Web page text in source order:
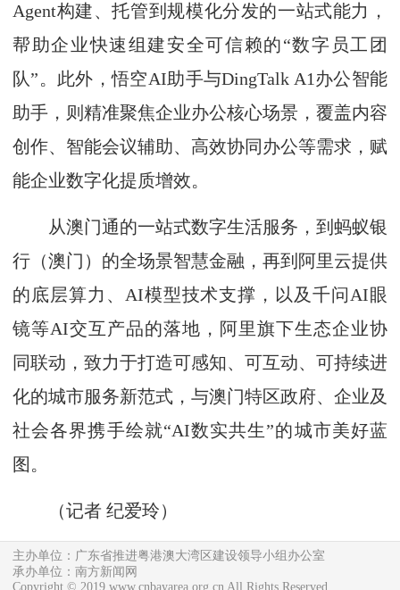
Agent构建、托管到规模化分发的一站式能力，
帮助企业快速组建安全可信赖的“数字员工团
队”。此外，悟空AI助手与DingTalk A1办公智能
助手，则精准聚焦企业办公核心场景，覆盖内容
创作、智能会议辅助、高效协同办公等需求，赋
能企业数字化提质增效。
从澳门通的一站式数字生活服务，到蚂蚁银
行（澳门）的全场景智慧金融，再到阿里云提供
的底层算力、AI模型技术支撑，以及千问AI眼
镜等AI交互产品的落地，阿里旗下生态企业协
同联动，致力于打造可感知、可互动、可持续进
化的城市服务新范式，与澳门特区政府、企业及
社会各界携手绘就“AI数实共生”的城市美好蓝
图。
（记者 纪爱玲）
主办单位：广东省推进粤港澳大湾区建设领导小组办公室
承办单位：南方新闻网
Copyright © 2019 www.cnbayarea.org.cn All Rights Reserved.